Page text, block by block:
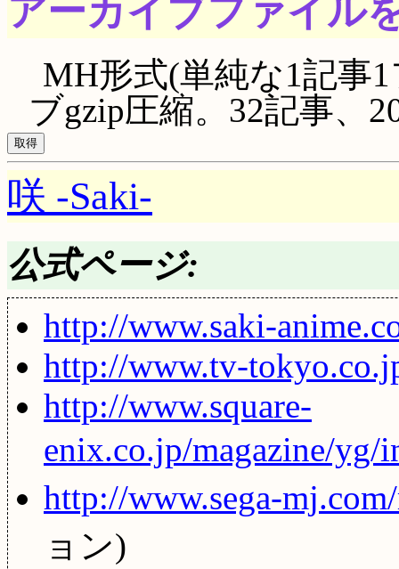
アーカイブファイル
MH形式(単純な1記事
ブgzip圧縮。32記事、
咲 -Saki-
公式ページ:
http://www.saki-
http://www.tv-
http://www.square-
enix.co.jp/magazine/yg/
http://www.sega-
ョン)